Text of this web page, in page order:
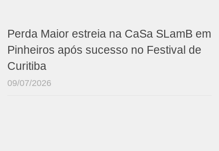
Perda Maior estreia na CaSa SLamB em
Pinheiros após sucesso no Festival de
Curitiba
09/07/2026